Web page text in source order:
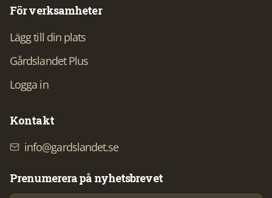
För verksamheter
Lägg till din plats
Gårdslandet Plus
Logga in
Kontakt
info@gardslandet.se
Prenumerera på nyhetsbrevet